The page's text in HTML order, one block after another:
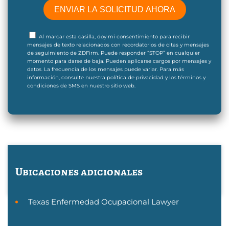
Al marcar esta casilla, doy mi consentimiento para recibir
mensajes de texto relacionados con recordatorios de citas y mensajes
de seguimiento de ZDFirm. Puede responder “STOP” en cualquier
momento para darse de baja. Pueden aplicarse cargos por mensajes y
datos. La frecuencia de los mensajes puede variar. Para más
información, consulte nuestra política de privacidad y los términos y
condiciones de SMS en nuestro sitio web.
Ubicaciones adicionales
Texas Enfermedad Ocupacional Lawyer